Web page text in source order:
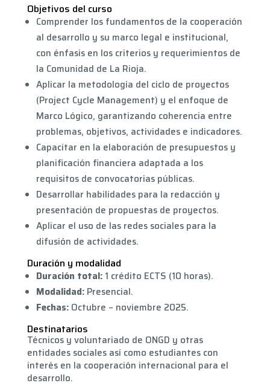
Objetivos del curso
Comprender los fundamentos de la cooperación
al desarrollo y su marco legal e institucional,
con énfasis en los criterios y requerimientos de
la Comunidad de La Rioja.
Aplicar la metodología del ciclo de proyectos
(Project Cycle Management) y el enfoque de
Marco Lógico, garantizando coherencia entre
problemas, objetivos, actividades e indicadores.
Capacitar en la elaboración de presupuestos y
planificación financiera adaptada a los
requisitos de convocatorias públicas.
Desarrollar habilidades para la redacción y
presentación de propuestas de proyectos.
Aplicar el uso de las redes sociales para la
difusión de actividades.
Duración y modalidad
Duración total:1 crédito ECTS (10 horas).
Modalidad:Presencial.
Fechas:Octubre – noviembre 2025.
Destinatarios
Técnicos y voluntariado de ONGD y otras
entidades sociales así como estudiantes con
interés en la cooperación internacional para el
desarrollo.